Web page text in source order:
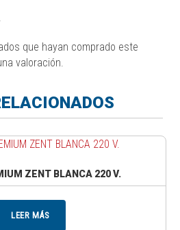
que hayan comprado este
valoración.
ZENT BLANCA 220 V.
LEER MÁS